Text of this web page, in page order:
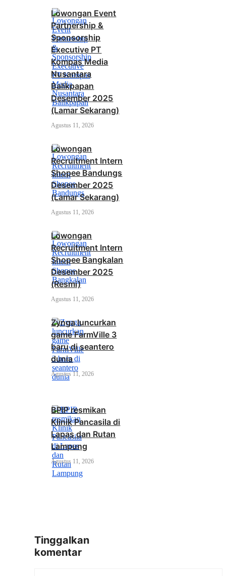
Lowongan Event
Partnership &
Sponsorship
Executive PT
Kompas Media
Nusantara
Balikpapan
Desember 2025
(Lamar Sekarang)
Agustus 11, 2026
Lowongan
Recruitment Intern
Shopee Bandungs
Desember 2025
(Lamar Sekarang)
Agustus 11, 2026
Lowongan
Recruitment Intern
Shopee Bangkalan
Desember 2025
(Resmi)
Agustus 11, 2026
Zynga luncurkan
game FarmVille 3
baru di seantero
dunia
Agustus 11, 2026
BPIP resmikan
Klinik Pancasila di
Lapas dan Rutan
Lampung
Agustus 11, 2026
Tinggalkan
komentar